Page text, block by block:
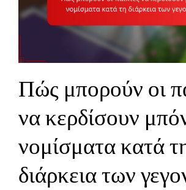
Πώς μπορούν οι
να κερδίσουν
νομίσματα κατά
διάρκεια των